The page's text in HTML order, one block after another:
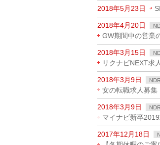
2018年5月23日
2018年4月20日
GW期間中の営業
2018年3月15日
リクナビNEXT求
2018年3月9日
女の転職求人募集
2018年3月9日
マイナビ新卒
2017年12月18日